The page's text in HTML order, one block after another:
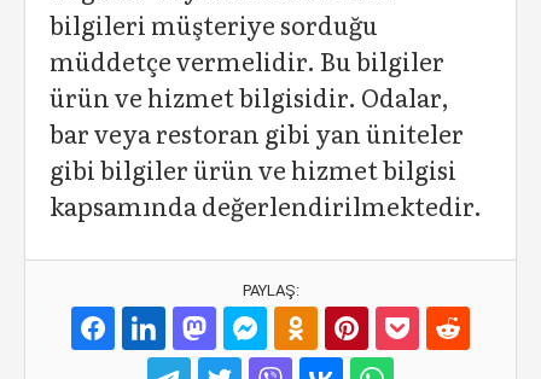
bilgileri müşteriye sorduğu
müddetçe vermelidir. Bu bilgiler
ürün ve hizmet bilgisidir. Odalar,
bar veya restoran gibi yan üniteler
gibi bilgiler ürün ve hizmet bilgisi
kapsamında değerlendirilmektedir.
PAYLAŞ: